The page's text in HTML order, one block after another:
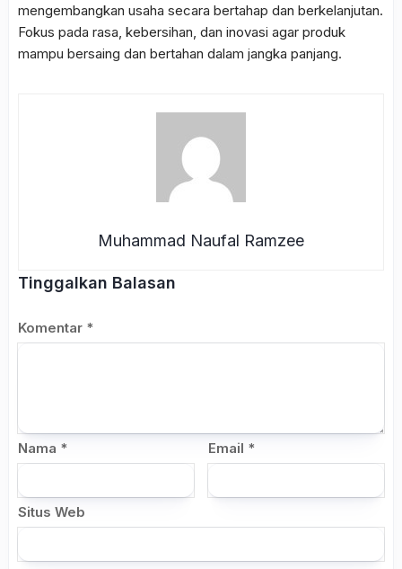
mengembangkan usaha secara bertahap dan berkelanjutan.
Fokus pada rasa, kebersihan, dan inovasi agar produk
mampu bersaing dan bertahan dalam jangka panjang.
Muhammad Naufal Ramzee
Tinggalkan Balasan
Komentar *
Nama * Email *
Situs Web